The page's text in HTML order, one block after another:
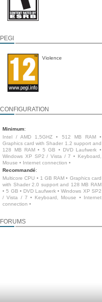
PEGI
Violence
CONFIGURATION
Minimum:
Intel / AMD 1,5GHZ • 512 MB RAM •
Graphics card with Shader 1.2 support and
128 MB RAM • 5 GB • DVD Laufwerk •
Windows XP SP2 / Vista / 7 • Keyboard,
Mouse • Internet connection •
Recommandé:
Multicore CPU • 1 GB RAM • Graphics card
with Shader 2.0 support and 128 MB RAM
• 5 GB • DVD Laufwerk • Windows XP SP2
/ Vista / 7 • Keyboard, Mouse • Internet
connection •
FORUMS